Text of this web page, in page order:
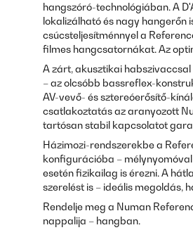
hangszóró-technológiában. A
lokalizálható és nagy hangerőn
csúcsteljesítménnyel a
filmes hangcsatornákat. Az
A zárt, akusztikai
– az olcsóbb bassreflex-
AV-vevő- és sztereóerősítő-
csatlakoztatás az aranyozott
tartósan stabil kapcsolatot
Házimozi-rendszerekbe a
konfigurációba –
esetén fizikailag is érezni. A
szerelést is – ideális megoldás,
Rendelje meg a Numan
nappalija – hangban.